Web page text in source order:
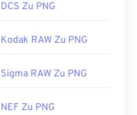
DCS Zu PNG
Kodak RAW Zu PNG
Sigma RAW Zu PNG
NEF Zu PNG